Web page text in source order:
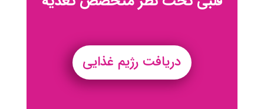
دریافت رژیم غذایی